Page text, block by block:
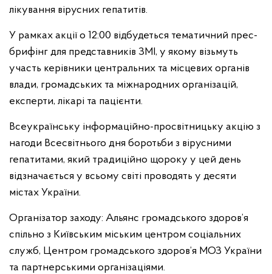
лікування вірусних гепатитів.
У рамках акції о 12:00 відбудеться тематичний прес-
брифінг для представників ЗМІ, у якому візьмуть
участь керівники центральних та місцевих органів
влади, громадських та міжнародних організацій,
експерти, лікарі та пацієнти.
Всеукраїнську інформаційно-просвітницьку акцію з
нагоди Всесвітнього дня боротьби з вірусними
гепатитами, який традиційно щороку у цей день
відзначається у всьому світі проводять у десяти
містах України.
Організатор заходу: Альянс громадського здоров’я
спільно з Київським міським центром соціальних
служб, Центром громадського здоров’я МОЗ України
та партнерськими організаціями.